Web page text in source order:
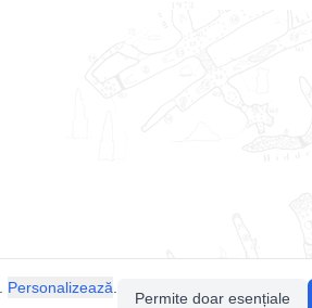
Personalizează
Permite doar esențiale